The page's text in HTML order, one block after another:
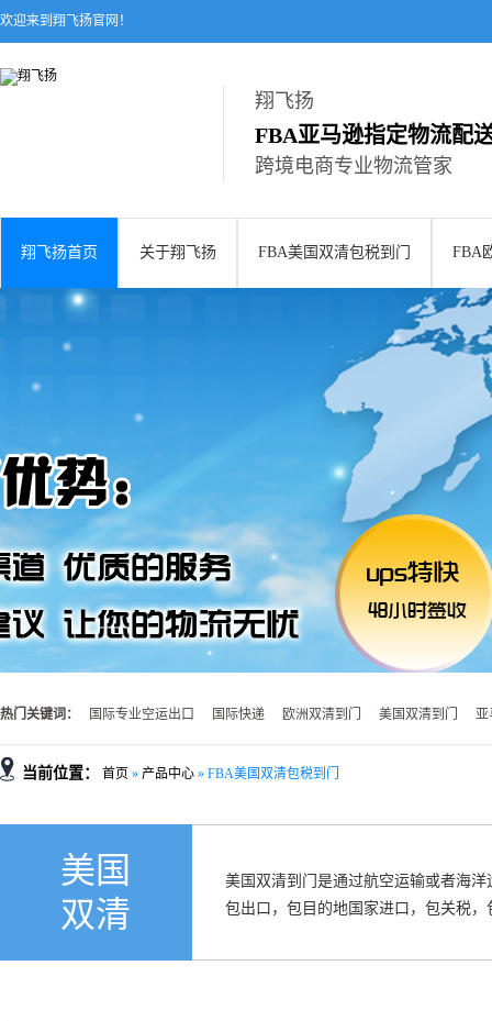
欢迎来到翔飞扬官网！
翔飞扬
FBA亚马逊指定物流配
跨境电商专业物流管家
翔飞扬首页 关于翔飞扬 FBA美国双清包税到门 FBA
热门关键词： 国际专业空运出口 国际快递 欧洲双清到门 美国双清到门 亚
当前位置： 首页 » 产品中心 » FBA美国双清包税到门
美国
双清
美国双清到门是通过航空运输或者海
包出口，包目的地国家进口，包关税